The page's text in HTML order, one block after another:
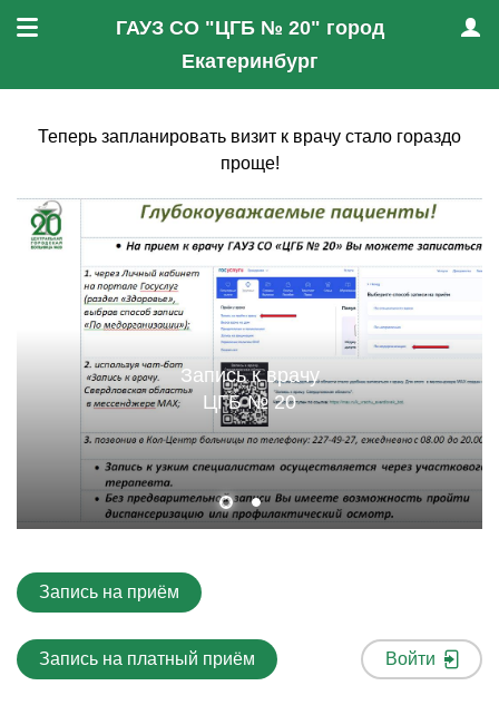
ГАУЗ СО "ЦГБ № 20" город
Екатеринбург
Теперь запланировать визит к врачу стало гораздо
проще!
Запись к врачу
ЦГБ № 20
Запись на приём
Запись на платный приём Войти